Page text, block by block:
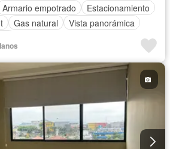
Armario empotrado
Estacionamiento
Gas natural
Vista panorámica
discapacidad
Parrilla
Gimnasio Ascensor
Seguridad
amoblado